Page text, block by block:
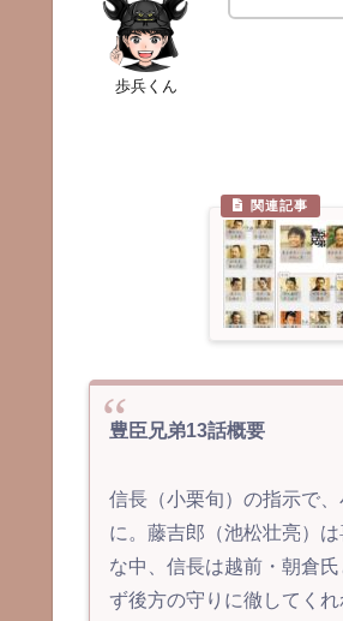
歩兵くん
豊臣兄弟13話概要
信長（小栗旬）の指示で
に。藤吉郎（池松壮亮）
な中、信長は越前・朝倉
ず後方の守りに徹してく